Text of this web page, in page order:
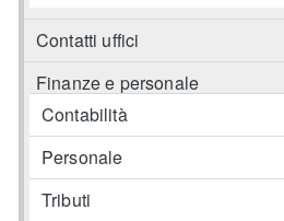
Contatti uffici
Finanze e personale
Contabilità
Personale
Tributi